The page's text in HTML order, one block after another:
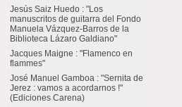
Jesús Saiz Huedo : "Los
manuscritos de guitarra del Fondo
Manuela Vázquez-Barros de la
Biblioteca Lázaro Galdiano"
Jacques Maigne : "Flamenco en
flammes"
José Manuel Gamboa : "Sernita de
Jerez : vamos a acordarnos !"
(Ediciones Carena)